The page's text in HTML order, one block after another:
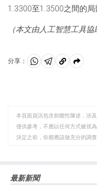
1.3300至1.3500之間的局
（本文由人工智慧工具協
分享：
分 分 複
板
本頁面資訊包含前瞻性陳述，涉
僅供參考，不應以任何方式被視
決定之前，你都應該做充分的調
觀點，並不代表FXStreet或其廣
最新新聞